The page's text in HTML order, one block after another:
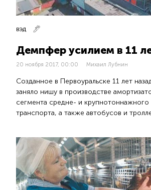
ВЭД
Демпфер усилием в 11
20 ноября 2017, 00:00 Михаил Лубнин
Созданное в Первоуральске 11 лет
заняло нишу в производстве
сегмента средне- и
транспорта, а также автобусов и